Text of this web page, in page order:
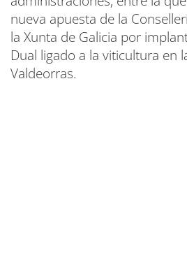
nueva apuesta de la
la Xunta de Galicia por
Dual ligado a la viticultura en
Valdeorras.